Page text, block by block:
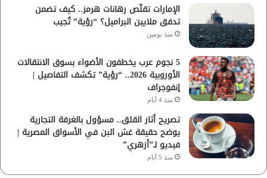
الإمارات تقلّص رهانات هرمز.. كيف تضمن
تدفق ملايين البراميل؟ “رؤية” تُجيب
منذ يومين
5 نجوم عرب يخطفون الأضواء بسوق الانتقالات
الأوروبية 2026.. “رؤية” تكشف التفاصيل |
إنفوجراف
منذ 4 أيام
تصريح أثار القلق.. مسؤول بالغرفة التجارية
يوضح حقيقة غش البن في الأسواق المصرية |
فيديو لـ”أزهري”
منذ 5 أيام